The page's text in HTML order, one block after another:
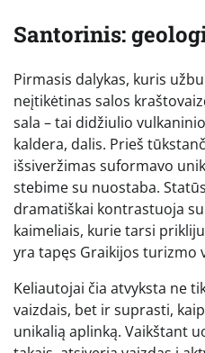
Santorinis:
Pirmasis dalykas, kuris
neįtikėtinas salos
sala – tai didžiulio
kaldera, dalis. Prieš
išsiveržimas suformavo
stebime su nuostaba.
dramatiškai kontrastuoja
kaimeliais, kurie tarsi
yra tapęs Graikijos turizmo
Keliautojai čia atvyksta ne
vaizdais, bet ir suprasti,
unikalią aplinką. Vaikštant